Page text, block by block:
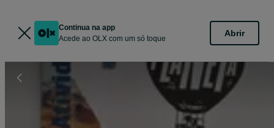
Continua na app
Acede ao OLX com um só toque
Abrir